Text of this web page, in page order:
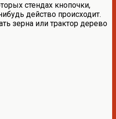
стендах кнопочки,
действо происходит.
зерна или трактор дерево